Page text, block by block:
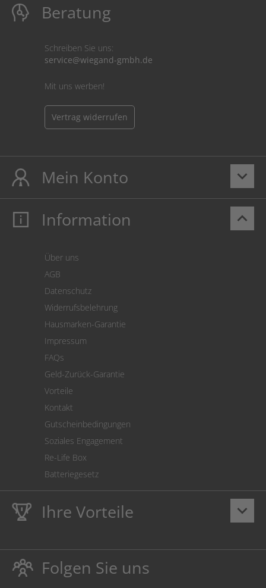
Beratung
Schreiben Sie uns:
service@wiegand-gmbh.de
Mit uns werben!
Vertrag widerrufen
keyboard_arrow_down
Mein Konto
Mein Konto
Cookie Einstellungen
keyboard_arrow_up
Information
Über uns
AGB
Datenschutz
Widerrufsbelehrung
Hausmarken-Garantie
Impressum
FAQs
Geld-Zurück-Garantie
Vorteile
Kontakt
Gutscheinbedingungen
Soziales Engagement
Re-Life Box
Batteriegesetz
keyboard_arrow_down
Ihre Vorteile
LebenslangeHausmarke Garantieauf Toner und Tinte
schützt auch Ihren Drucker.
Umweltfreundlich dadurch Abfallvermeidung.
Folgen Sie uns